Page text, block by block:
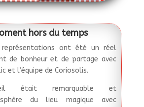
hors du temps
représentations ont été un réel
de bonheur et de partage avec
et l’équipe de Coriosolis.
était remarquable et
du lieu magique avec